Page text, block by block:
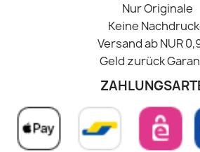
Nur Originale
Keine
Versand ab NUR
Geld zurück